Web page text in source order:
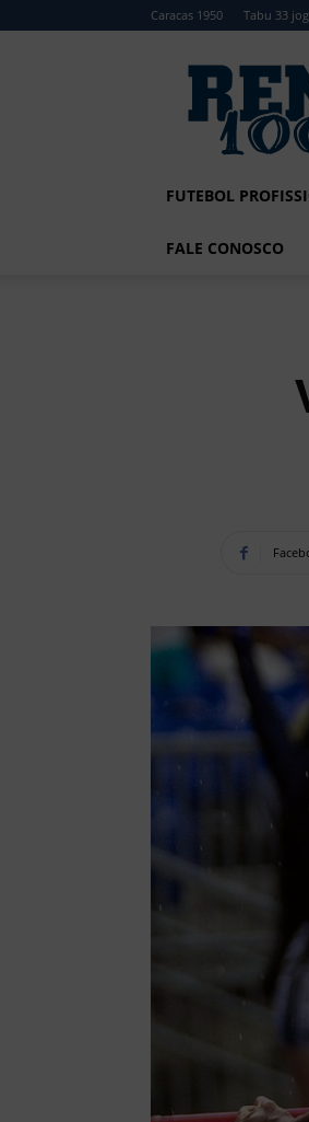
Caracas 1950 Tabu 33
FUTEBOL
FALE CONOSCO